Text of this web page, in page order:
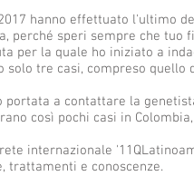
hanno effettuato l'ultimo
perché speri sempre che tuo
per la quale ho iniziato a
solo tre casi, compreso quello
portata a contattare la
così pochi casi in
internazionale
trattamenti e conoscenze.